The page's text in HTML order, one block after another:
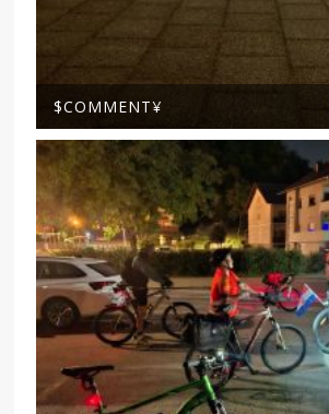
$COMMENT¥